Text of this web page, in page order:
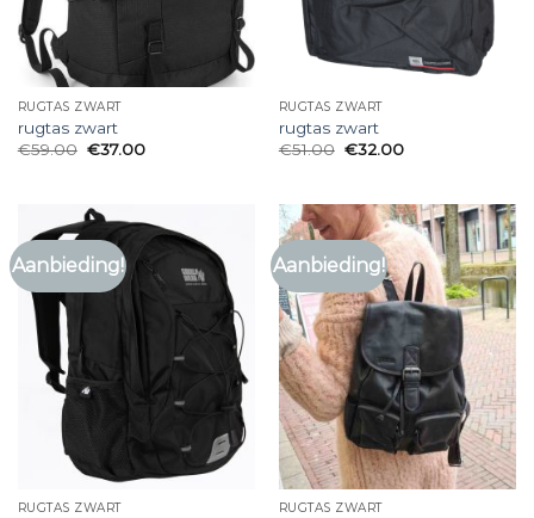
RUGTAS ZWART
rugtas zwart
€59.00 €37.00
RUGTAS ZWART
rugtas zwart
€51.00 €32.00
Aanbieding!
RUGTAS ZWART
Aanbieding!
RUGTAS ZWART